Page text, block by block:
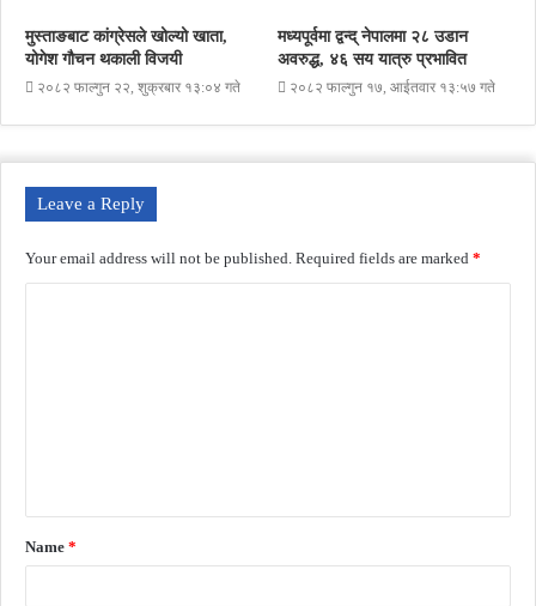
मुस्ताङबाट कांग्रेसले खोल्यो खाता,
योगेश गौचन थकाली विजयी
२०८२ फाल्गुन २२, शुक्रबार १३:०४ गते
मध्यपूर्वमा द्वन्द् नेपालमा २८ उडान
अवरुद्ध, ४६ सय यात्रु प्रभावित
२०८२ फाल्गुन १७, आईतवार १३:५७ गते
Leave a Reply
Your email address will not be published. Required fields are marked *
Name *